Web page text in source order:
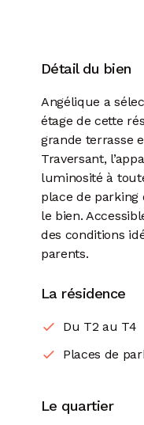
Détail du bien
Angélique a
étage de cette
grande terrasse
Traversant,
luminosité à
place de
le bien.
des conditions
parents.
La résidence
Du T2 au T4
Places de
Le quartier